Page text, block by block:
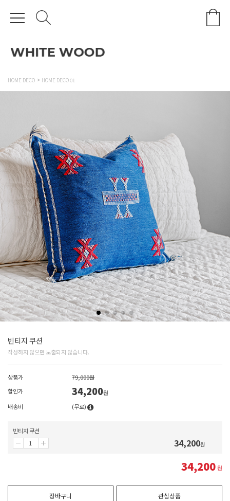
HOME DECO HOME DECO 01
빈티지 쿠션
작성하지 않으면 노출되지 않습니다.
상품가
79,000원
할인가
34,200원
배송비
(무료)
빈티지 쿠션
34,200원
34,200원
장바구니 관심상품